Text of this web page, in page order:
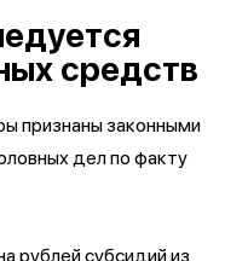
средств
признаны законными
дел по факту
рублей субсидий из